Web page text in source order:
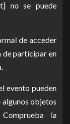
no se puede
de acceder
de participar en
evento pueden
algunos objetos
la